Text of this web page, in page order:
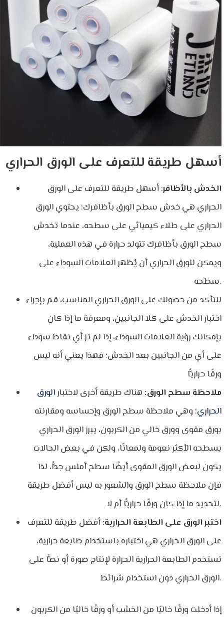
أسهل طريقة للتعرف على الورق الحراري
الخدش بالأظافر: أسهل طريقة للتعرف على الورق
الحراري هي خدش سطح الورق بأظافرك؛ يحتوي الورق
الحراري على طلاء كيميائي على سطحه، عندما تخدش
سطح الورق بأظافرك تتولد حرارة في هذه العملية،
ويمكن للورق الحراري أن يُظهر العلامات السوداء على
سطحه.
للتأكد من حصولك على الورق الحراري المناسب، قم بإجراء
اختبار الخدش على كلا الجانبين، ومعرفة ما إذا كان
بإمكانك رؤية العلامات السوداء، إذا لم ترَ أي نقاط سوداء
على أي من الجانبين بعد الخدش؛ فهذا يعني أنه ليس
ورقًا حراريًّا
ملاحظة سطح الورق: هناك طريقة أخرى لاختبارالورق
الحراري؛ وهي ملاحظة سطح الورق وإحساسه ومقارنته
بورق مقوى وورق خالي من الكربون، يبرز الورق الحراري
بسطحه الأكثر نعومة ولمعانًا، ولكن في بعض الحالات
يكون لبعض الورق المقوى أيضًا سطح أملس جدًّا، لذا
فإن ملاحظة سطح الورق والشعور به ليس أفضل طريقة
لتحديد ما إذا كان ورقًا حراريًّا أم لا.
اختبر الورق على الطابعة الحرارية:أفضل طريقة للتعرف
على الورق الحراري هي اختباره باستخدام طابعة حرارية،
تستخدم الطابعة الحرارية الحرارة لإنتاج صورة أو نصًّا على
الورق الحراري دون استخدام شرائط.
إذا أدخلت ورقًا خاليًا من الخشب أو ورقًا خاليًا من الكربون